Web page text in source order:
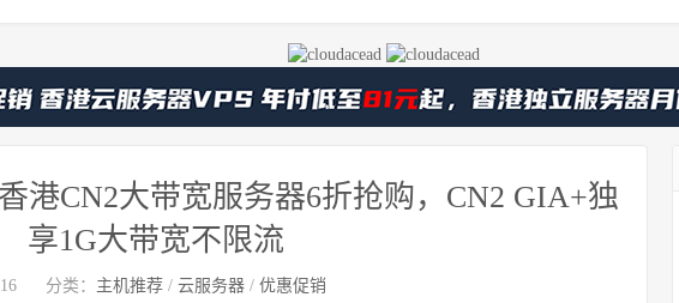
港CN2大带宽服务器6折抢购，CN2 GIA+独
享1G大带宽不限流
分类： 主机推荐 / 云服务器 / 优惠促销